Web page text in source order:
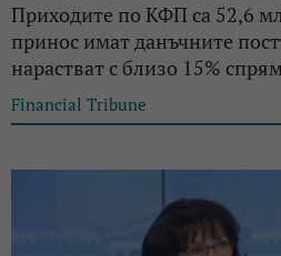
Приходите по КФП са 52,6
принос имат данъчните
нарастват с близо 15%
Financial Tribune